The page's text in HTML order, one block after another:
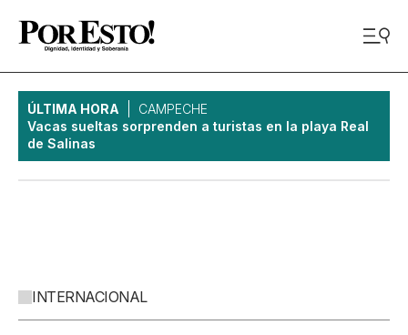
ÚLTIMA HORA
CAMPECHE
Vacas sueltas sorprenden a turistas en la playa Real
de Salinas
INTERNACIONAL